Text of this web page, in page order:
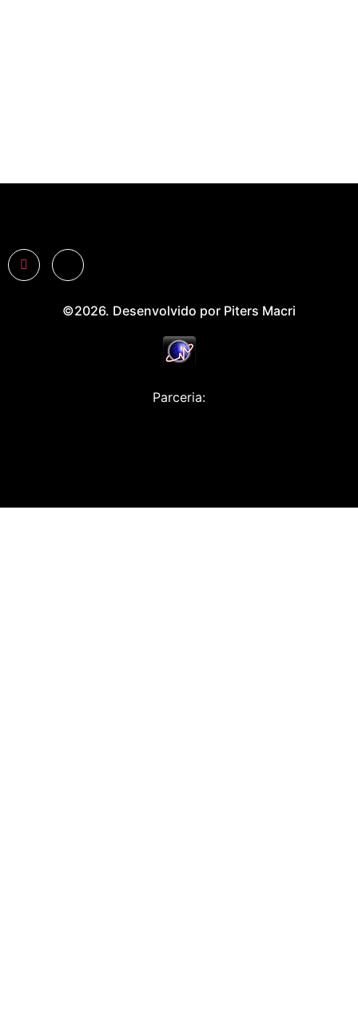
©2026. Desenvolvido por Piters Macri
Parceria: